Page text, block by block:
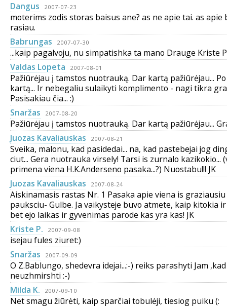
Dangus
2007-07-23
moterims zodis storas baisus ane? as ne apie tai. as apie
rasiau.
Babrungas
2007-07-30
...kaip pagalvoju, nu simpatishka ta mano Drauge Kriste
Valdas Lopeta
2007-08-01
Pažiūrėjau į tamstos nuotrauką. Dar kartą pažiūrėjau...
kartą... Ir nebegaliu sulaikyti komplimento - nagi tikra
Pasisakiau čia... :)
Snaržas
2007-08-20
Pažiūrėjau į tamstos nuotrauką. Dar kartą pažiūrėjau...
Juozas Kavaliauskas
2007-08-21
Sveika, malonu, kad pasidedai... na, kad pastebejai jog
ciut... Gera nuotrauka virsely! Tarsi is zurnalo kazikokio...
primena viena H.K.Anderseno pasaka...?) Nuostabu!!! JK
Juozas Kavaliauskas
2007-08-24
Aiskinamasis rastas Nr. 1 Pasaka apie viena is
pauksciu- Gulbe. Ja vaikysteje buvo atmete, kaip kitokia
bet ejo laikas ir gyvenimas parode kas yra kas! JK
Kriste P.
2007-09-08
isejau fules ziuret:)
Snaržas
2007-09-09
O Z.Bablungo, shedevra idejai...:-) reiks parashyti Jam ,kad
neuzhmirshti :-)
Milda K.
2007-09-10
Net smagu žiūrėti, kaip sparčiai tobulėji, tiesiog puiku (: